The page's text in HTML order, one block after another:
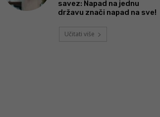
savez: Napad na jednu
državu znači napad na sve!
Učitati više